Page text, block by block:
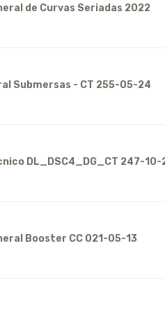
de Curvas Seriadas 2022
Submersas - CT 255-05-24
DL_DSC4_DG_CT 247-10-
Booster CC 021-05-13